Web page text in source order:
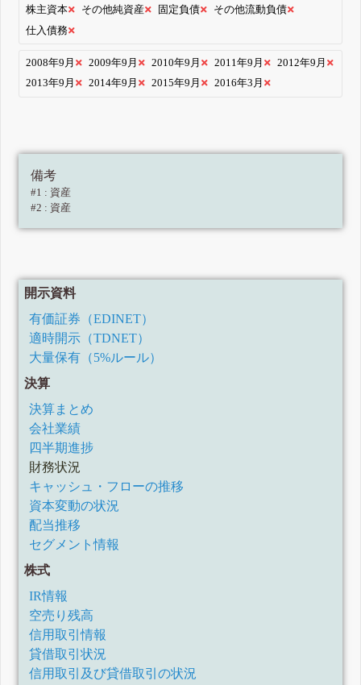
株主資本 その他純資産 固定負債
その他流動負債
仕入債務
2008年9月 2009年9月 2010年9月 2011年9月
2012年9月
2013年9月
2014年9月 2015年9月 2016年3月
備考
#1 : 資産
#2 : 資産
開示資料
有価証券（EDINET）
適時開示（TDNET）
大量保有（5%ルール）
決算
決算まとめ
会社業績
四半期進捗
財務状況
キャッシュ・フローの推移
資本変動の状況
配当推移
セグメント情報
株式
IR情報
空売り残高
信用取引情報
貸借取引状況
信用取引及び貸借取引の状況